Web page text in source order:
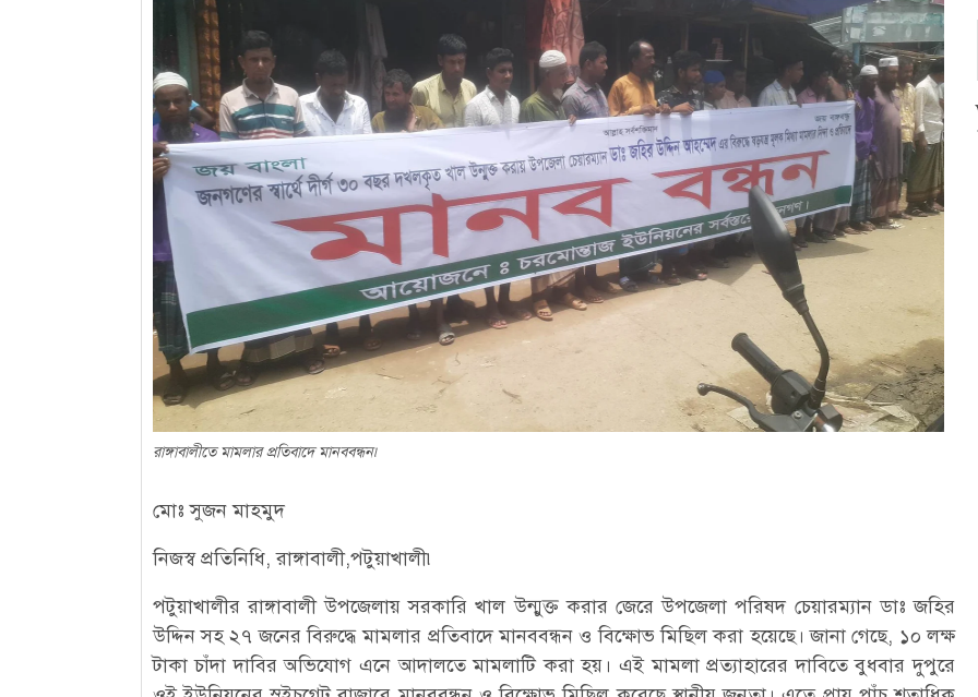
রাঙ্গাবালীতে মামলার প্রতিবাদে মানববন্ধন৷
মোঃ সুজন মাহমুদ
নিজস্ব প্রতিনিধি, রাঙ্গাবালী,পটুয়াখালী৷
পটুয়াখালীর রাঙ্গাবালী উপজেলায় সরকারি খাল উন্মুক্ত করার জেরে উপজেলা পরিষদ চেয়ারম্যান ডাঃ জহির
উদ্দিন সহ ২৭ জনের বিরুদ্ধে মামলার প্রতিবাদে মানববন্ধন ও বিক্ষোভ মিছিল করা হয়েছে। জানা গেছে, ১০ লক্ষ
টাকা চাঁদা দাবির অভিযোগ এনে আদালতে মামলাটি করা হয়। এই মামলা প্রত্যাহারের দাবিতে বুধবার দুপুরে